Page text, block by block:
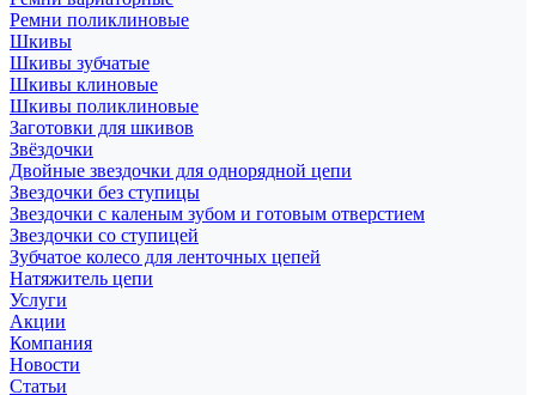
Ремни поликлиновые
Шкивы
Шкивы зубчатые
Шкивы клиновые
Шкивы поликлиновые
Заготовки для шкивов
Звёздочки
Двойные звездочки для однорядной цепи
Звездочки без ступицы
Звездочки с каленым зубом и готовым отверстием
Звездочки со ступицей
Зубчатое колесо для ленточных цепей
Натяжитель цепи
Услуги
Акции
Компания
Новости
Статьи